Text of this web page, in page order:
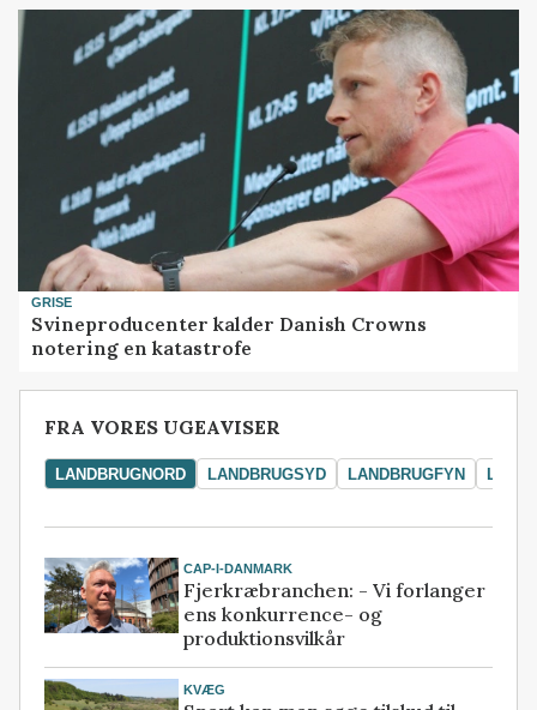
GRISE
Svineproducenter kalder Danish Crowns
notering en katastrofe
FRA VORES UGEAVISER
LANDBRUGNORD LANDBRUGSYD LANDBRUGFYN
CAP-I-DANMARK
Fjerkræbranchen: - Vi forlanger
ens konkurrence- og
produktionsvilkår
KVÆG